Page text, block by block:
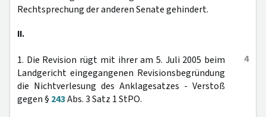
Rechtsprechung der anderen Senate gehindert.
II.
4
1. Die Revision rügt mit ihrer am 5. Juli 2005 beim
Landgericht eingegangenen Revisionsbegründung
die Nichtverlesung des Anklagesatzes - Verstoß
gegen § 243Abs. 3 Satz 1 StPO.